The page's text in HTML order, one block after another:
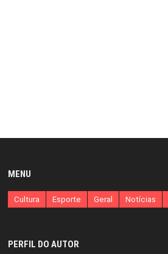
MENU
Cultura Esporte Geral Notícias
PERFIL DO AUTOR